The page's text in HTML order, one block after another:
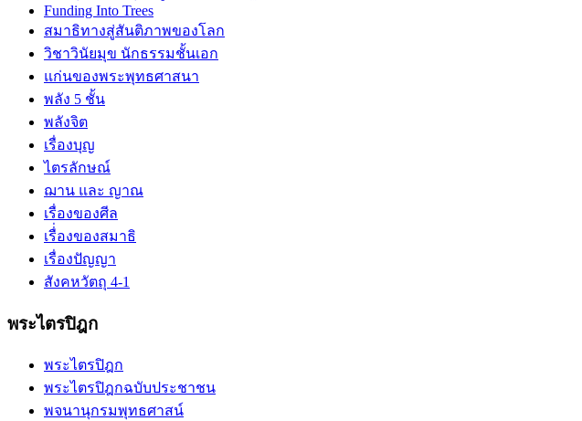
Funding Into Trees
สมาธิทางสู่สันติภาพของโลก
วิชาวินัยมุข นักธรรมชั้นเอก
แก่นของพระพุทธศาสนา
พลัง 5 ชั้น
พลังจิต
เรื่องบุญ
ไตรลักษณ์
ฌาน และ ญาณ
เรื่องของศีล
เรื่่องของสมาธิ
เรื่องปัญญา
สังคหวัตถุ 4-1
พระไตรปิฎก
พระไตรปิฎก
พระไตรปิฎกฉบับประชาชน
พจนานุกรมพุทธศาสน์